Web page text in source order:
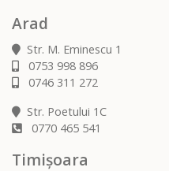
Arad
Str. M. Eminescu 1
0753 998 896
0746 311 272
Str. Poetului 1C
0770 465 541
Timișoara